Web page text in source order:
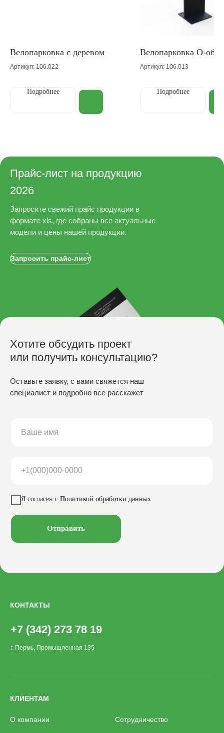
Велопарковка с деревом
Артикул: 106.022
Подробнее
Велопарковка О-
Артикул: 106.013
Подробнее
Прайс-лист на продукцию
2026
Запросите свежий прайс продукции в
формате xls, где собраны все актуальные
модели и цены нашей продукции.
Запросить прайс-лист
Хотите обсудить проект
или получить консультацию?
Оставьте заявку, с вами свяжется наш
специалист и подробно все расскажет
Я согласен с Политикой обработки данных
Отправить
КЛИЕНТАМ
КОНТАКТЫ
+7 (342) 273 78 19
О компании
Сотрудничество
г. Пермь, Промышленная 135
Заказать звонок